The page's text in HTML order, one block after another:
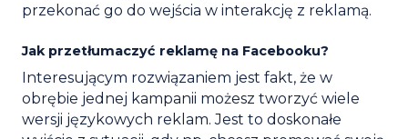
przekonać go do wejścia w interakcję z reklamą.
Jak przetłumaczyć reklamę na Facebooku?
Interesującym rozwiązaniem jest fakt, że w
obrębie jednej kampanii możesz tworzyć wiele
wersji językowych reklam. Jest to doskonałe